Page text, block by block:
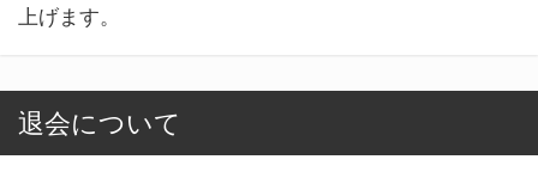
上げます。
退会について